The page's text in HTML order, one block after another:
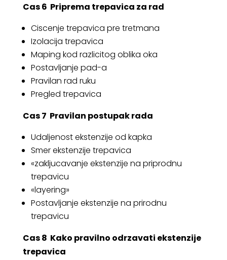
Cas 6 Priprema trepavica za rad
Ciscenje trepavica pre tretmana
Izolacija trepavica
Maping kod razlicitog oblika oka
Postavljanje pad-a
Pravilan rad ruku
Pregled trepavica
Cas 7 Pravilan postupak rada
Udaljenost ekstenzije od kapka
Smer ekstenzije trepavica
«zakljucavanje ekstenzije na priprodnu
trepavicu
«layering»
Postavljanje ekstenzije na prirodnu
trepavicu
Cas 8 Kako pravilno odrzavati ekstenzije
trepavica